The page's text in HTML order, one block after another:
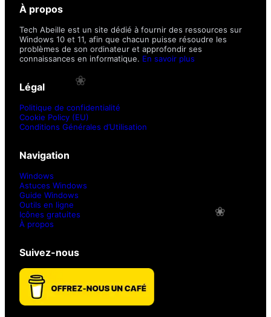
❀
À propos
Tech Abeille est un site dédié à fournir des ressources sur
Windows 10 et 11, afin que chacun puisse résoudre les
problèmes de son ordinateur et approfondir ses
connaissances en informatique. En savoir plus
Légal
Politique de confidentialité
Cookie Policy (EU)
Conditions Générales d’Utilisation
Navigation
Windows
Astuces Windows
Guide Windows
Outils en ligne
Icônes gratuites
À propos
Suivez-nous